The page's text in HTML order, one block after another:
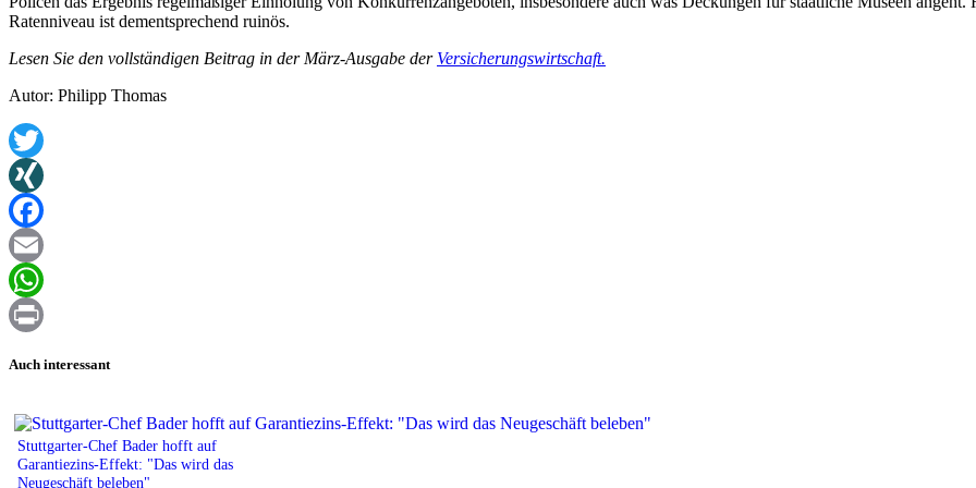
Ratenniveau ist dementsprechend ruinös.
Lesen Sie den vollständigen Beitrag in der März-Ausgabe der Versicherungswirtschaft.
Autor: Philipp Thomas
Twitter
XING
Facebook
Email
WhatsApp
Auch interessant
Stuttgarter-Chef Bader hofft auf
Garantiezins-Effekt: "Das wird das
Neugeschäft beleben"